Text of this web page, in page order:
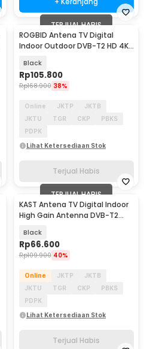
TERJUAL HABIS
ROGBID Antena TV Digital
Indoor Outdoor DVB-T2 HD 4K
Black
Rp105.800
Rp168.900 38%
Online JKTP
JKTB
JKTU
TGR CKP
PBKS
PDPK
Lihat Ketersediaan Stok
Terjual Habis
TERJUAL HABIS
KAST Antena TV Digital Indoor
High Gain Antenna DVB-T2
Black
Rp66.600
Rp109.900 40%
Online JKTP
JKTB
JKTU
TGR CKP
PBKS
PDPK
Lihat Ketersediaan Stok
Terjual Habis